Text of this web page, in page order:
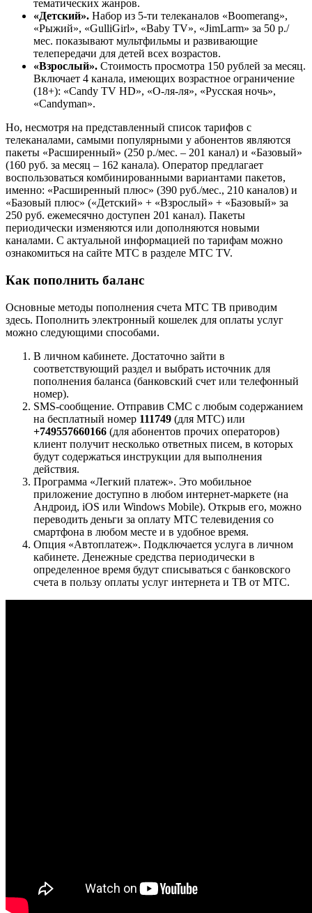
тематических жанров.
«Детский». Набор из 5-ти телеканалов «Boomerang»,
«Рыжий», «GulliGirl», «Baby TV», «JimLarm» за 50 р./
мес. показывают мультфильмы и развивающие
телепередачи для детей всех возрастов.
«Взрослый». Стоимость просмотра 150 рублей за месяц.
Включает 4 канала, имеющих возрастное ограничение
(18+): «Candy TV HD», «О-ля-ля», «Русская ночь»,
«Candyman».
Но, несмотря на представленный список тарифов с
телеканалами, самыми популярными у абонентов являются
пакеты «Расширенный» (250 р./мес. – 201 канал) и «Базовый»
(160 руб. за месяц – 162 канала). Оператор предлагает
воспользоваться комбинированными вариантами пакетов,
именно: «Расширенный плюс» (390 руб./мес., 210 каналов) и
«Базовый плюс» («Детский» + «Взрослый» + «Базовый» за
250 руб. ежемесячно доступен 201 канал). Пакеты
периодически изменяются или дополняются новыми
каналами. С актуальной информацией по тарифам можно
ознакомиться на сайте МТС в разделе МТС TV.
Как пополнить баланс
Основные методы пополнения счета МТС ТВ приводим
здесь. Пополнить электронный кошелек для оплаты услуг
можно следующими способами.
В личном кабинете. Достаточно зайти в
соответствующий раздел и выбрать источник для
пополнения баланса (банковский счет или телефонный
номер).
SMS-сообщение. Отправив СМС с любым содержанием
на бесплатный номер 111749 (для МТС) или
+749557660166 (для абонентов прочих операторов)
клиент получит несколько ответных писем, в которых
будут содержаться инструкции для выполнения
действия.
Программа «Легкий платеж». Это мобильное
приложение доступно в любом интернет-маркете (на
Андроид, iOS или Windows Mobile). Открыв его, можно
переводить деньги за оплату МТС телевидения со
смартфона в любом месте и в удобное время.
Опция «Автоплатеж». Подключается услуга в личном
кабинете. Денежные средства периодически в
определенное время будут списываться с банковского
счета в пользу оплаты услуг интернета и ТВ от МТС.